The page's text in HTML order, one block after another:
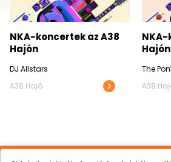
NKA-koncertek az A38
Hajón
DJ Allstars
A38 Hajó
NKA-
megtekintése
NKA-
Hajón
The
A38